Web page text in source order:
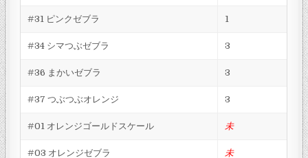
#31 ピンクゼブラ 1
#34 シマつぶゼブラ 3
#36 まかいゼブラ 3
#37 つぶつぶオレンジ 3
#01 オレンジゴールドスケール 未
#03 オレンジゼブラ 未